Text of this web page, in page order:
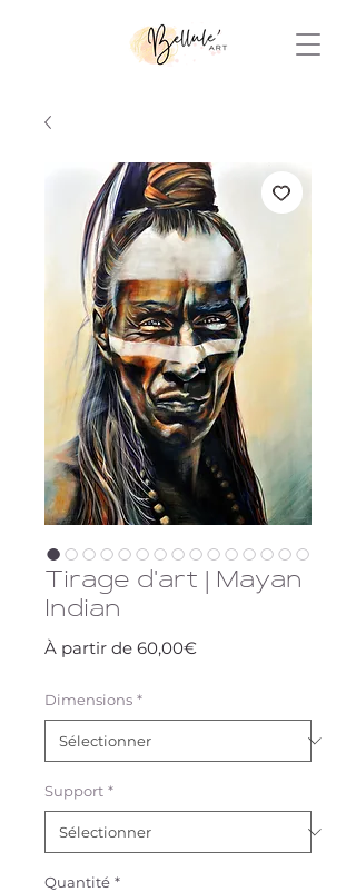
Tirage d'art | Mayan
Indian
À partir de 60,00€Prix
Dimensions *
Support *
Quantité *